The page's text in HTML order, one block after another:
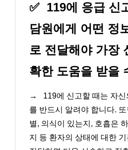
✅ 119에 응급 신
담원에게 어떤 정
로 전달해야 가장
확한 도움을 받을
→
119에 신고할 때는 자신
를 반드시 알려야 합니다.
별, 의식이 있는지, 호흡은
지 등 환자의 상태에 대한